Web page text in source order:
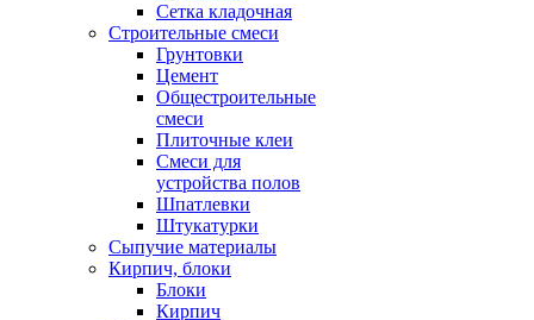
Сетка кладочная
Строительные смеси
Грунтовки
Цемент
Общестроительные
смеси
Плиточные клеи
Смеси для
устройства полов
Шпатлевки
Штукатурки
Сыпучие материалы
Кирпич, блоки
Блоки
Кирпич